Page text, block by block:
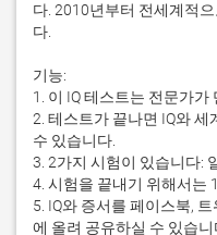
다. 2010년부터 전세계적
다.
기능:
1. 이 IQ 테스트는 전문가가
2. 테스트가 끝나면 IQ와
수 있습니다.
3. 2가지 시험이 있습니다:
4. 시험을 끝내기 위해서는
5. IQ와 증서를 페이스북,
에 올려 공유하실 수 있습니